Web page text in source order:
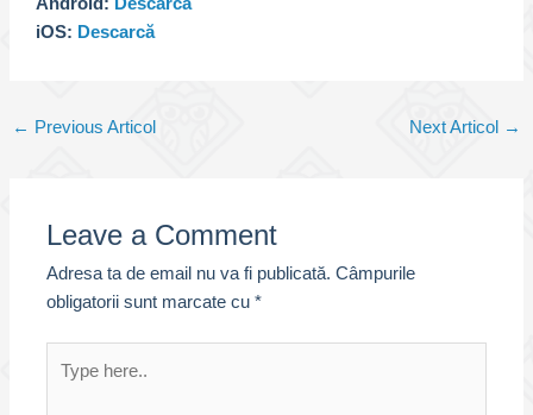
iOS: Descarcă
Post
← Previous Articol Next Articol →
Leave a Comment
Adresa ta de email nu va fi publicată. Câmpurile
obligatorii sunt marcate cu*
here..